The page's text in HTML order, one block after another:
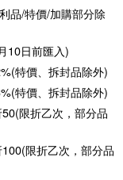
品/特價/加購部分除
10日前匯入)
特價、拆封品除外)
特價、拆封品除外)
限折乙次，部分品
限折乙次，部分品